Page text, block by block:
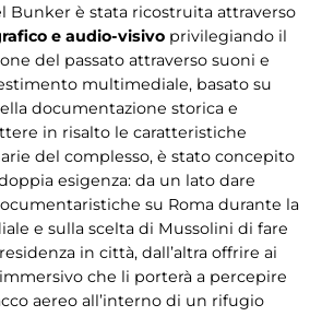
Bunker è stata ricostruita attraverso
e audio-visivo privilegiando il
del passato attraverso suoni e
multimediale, basato su
documentazione storica e
in risalto le caratteristiche
del complesso, è stato concepito
esigenza: da un lato dare
su Roma durante la
e sulla scelta di Mussolini di fare
in città, dall’altra offrire ai
che li porterà a percepire
aereo all’interno di un rifugio